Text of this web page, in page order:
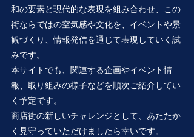
和の要素と現代的な表現を組み合わせ、この
街ならではの空気感や文化を、イベントや景
観づくり、情報発信を通じて表現していく試
みです。
本サイトでも、関連する企画やイベント情
報、取り組みの様子などを順次ご紹介してい
く予定です。
商店街の新しいチャレンジとして、あたたか
く見守っていただけましたら幸いです。